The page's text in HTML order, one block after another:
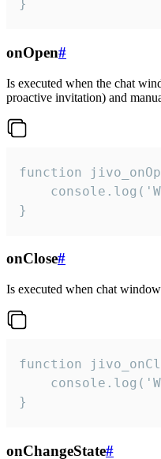
}
onOpen#
Is executed when the chat
proactive invitation) and
function
}
onClose#
Is executed when chat
function
}
onChangeState#